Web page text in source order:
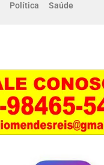
Política Saúde